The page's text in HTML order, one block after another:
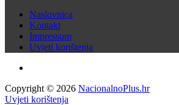
Naslovnica
Kontakt
Impressum
Uvjeti korištenja
Copyright © 2026 NacionalnoPlus.hr
Uvjeti korištenja